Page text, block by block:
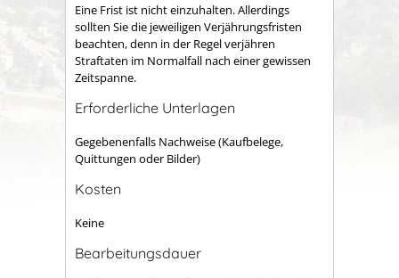
Eine Frist ist nicht einzuhalten. Allerdings
sollten Sie die jeweiligen Verjährungsfristen
beachten, denn in der Regel verjähren
Straftaten im Normalfall nach einer gewissen
Zeitspanne.
Erforderliche Unterlagen
Gegebenenfalls Nachweise (Kaufbelege,
Quittungen oder Bilder)
Kosten
Keine
Bearbeitungsdauer